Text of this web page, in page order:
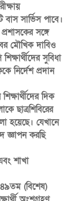
বাস সার্ভিস পাবে।
সঙ্গে
মৌখিক দাবিও
সুবিধা
নির্দেশ প্রদান
দিক
ছাত্রশিবিরের
হয়েছে। যেখানে
জ্ঞাপন করছি
শাখা
(বিশেষ)